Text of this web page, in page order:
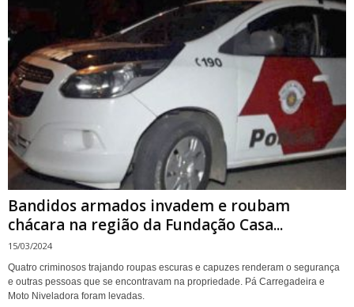
Bandidos armados invadem e roubam
chácara na região da Fundação Casa...
15/03/2024
Quatro criminosos trajando roupas escuras e capuzes renderam o segurança
e outras pessoas que se encontravam na propriedade. Pá Carregadeira e
Moto Niveladora foram levadas.